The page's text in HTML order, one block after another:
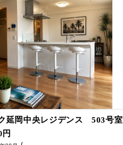
延岡中央レジデンス 503号室
さい(^^)/
円